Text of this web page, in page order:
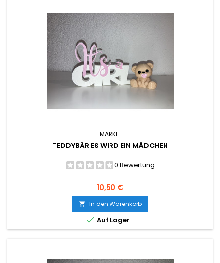
MARKE:
TEDDYBÄR ES WIRD EIN MÄDCHEN
0 Bewertung
Preis
10,50 €
 In den Warenkorb
 Auf Lager